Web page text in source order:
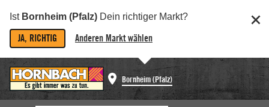
Ist Bornheim (Pfalz) Dein richtiger Markt?
JA, RICHTIG Anderen Markt wählen
Bornheim (Pfalz)